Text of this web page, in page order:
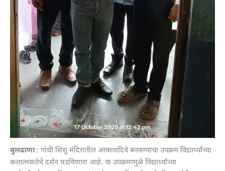
बुलढाणा: गांधी शिशु मंदिरातील आकाशदिवे बनवण्याचा उपक्रम विद्यार्थ्यांच्या
कलात्मकतेचे दर्शन घडविणारा आहे. या उपक्रमामुळे विद्यार्थ्यांच्या